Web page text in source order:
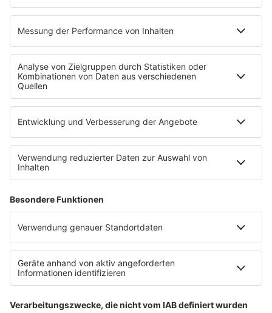
aufbereitete Smartphones
oft die bessere
Entscheidung
Magnesium das
Immunsystem?
Wie beeinflusst
Online-Welt?